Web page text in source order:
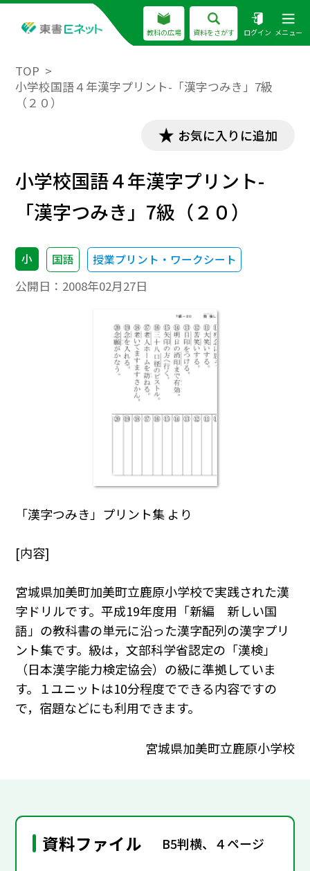
教科の広場 資料をさがす ログイン メニュー
TOP
小学校国語４年漢字プリント-「漢字つみき」7級
（２０）
お気に入りに追加
小学校国語４年漢字プリント-
「漢字つみき」7級（２０）
小 国語 授業プリント・ワークシート
公開日： 2008年02月27日
「漢字つみき」プリント集 より
[内容]
宮城県加美町加美町立鹿原小学校で実践された漢
字ドリルです。平成19年度用「新編 新しい国
語」の教科書の単元に沿った漢字配列の漢字プリ
ント集です。級は，文部科学省認定の「漢検」
（日本漢字能力検定協会）の級に準拠していま
す。１ユニットは10分程度でできる内容ですの
で，宿題などにも利用できます。
宮城県加美町立鹿原小学校
資料ファイル B5判横、４ページ